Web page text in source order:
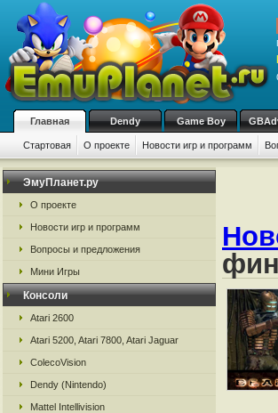
Главная Dendy Game Boy
Стартовая О проекте Новости игр и программ
ЭмуПланет.ру
О проекте
Новости игр и программ
Вопросы и предложения
Мини Игры
Консоли
Atari 2600
Atari 5200, Atari 7800, Atari Jaguar
ColecoVision
Dendy (Nintendo)
Mattel Intellivision